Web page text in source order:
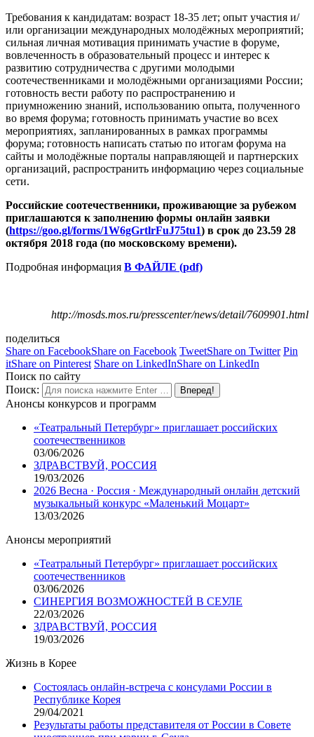
Требования к кандидатам: возраст 18-35 лет; опыт участия и/
или организации международных молодёжных мероприятий;
сильная личная мотивация принимать участие в форуме,
вовлеченность в образовательный процесс и интерес к
развитию сотрудничества с другими молодыми
соотечественниками и молодёжными организациями России;
готовность вести работу по распространению и
приумножению знаний, использованию опыта, полученного
во время форума; готовность принимать участие во всех
мероприятиях, запланированных в рамках программы
форума; готовность написать статью по итогам форума на
сайты и молодёжные порталы направляющей и партнерских
организаций, распространить информацию через социальные
сети.
Российские соотечественники, проживающие за рубежом
приглашаются к заполнению формы онлайн заявки
(https://goo.gl/forms/1W6gGrtlrFuJ75tu1) в срок до 23.59 28
октября 2018 года (по московскому времени).
Подробная информация В ФАЙЛЕ (pdf)
http://mosds.mos.ru/presscenter/news/detail/7609901.html
поделиться
Share on FacebookShare on Facebook TweetShare on Twitter Pin
itShare on Pinterest Share on LinkedInShare on LinkedIn
Поиск по сайту
Поиск:
Анонсы конкурсов и программ
«Театральный Петербург» приглашает российских
соотечественников
03/06/2026
ЗДРАВСТВУЙ, РОССИЯ
19/03/2026
2026 Весна · Россия · Международный онлайн детский
музыкальный конкурс «Маленький Моцарт»
13/03/2026
Анонсы мероприятий
«Театральный Петербург» приглашает российских
соотечественников
03/06/2026
СИНЕРГИЯ ВОЗМОЖНОСТЕЙ В СЕУЛЕ
22/03/2026
ЗДРАВСТВУЙ, РОССИЯ
19/03/2026
Жизнь в Корее
Состоялась онлайн-встреча с консулами России в
Республике Корея
29/04/2021
Результаты работы представителя от России в Совете